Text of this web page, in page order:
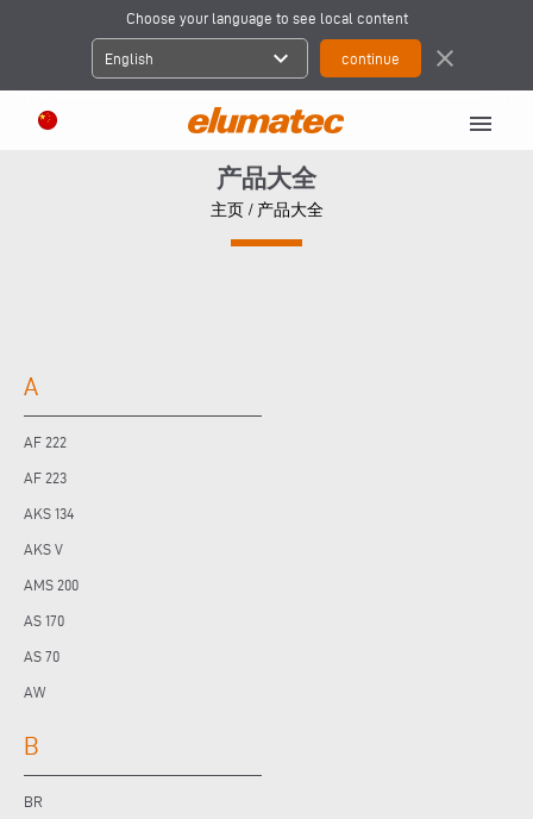
Choose your language to see local content
English expand_more close
menu
产品大全
主页 / 产品大全
A
AF 222
AF 223
AKS 134
AKS V
AMS 200
AS 170
AS 70
AW
B
BR